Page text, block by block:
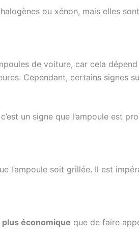
ou xénon, mais elles
de voiture, car cela
Cependant, certains signes
un signe que l’ampoule est
l’ampoule soit grillée. Il est
plus économique que de faire